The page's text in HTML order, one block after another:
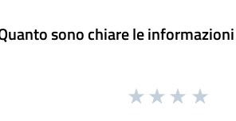
sono chiare le